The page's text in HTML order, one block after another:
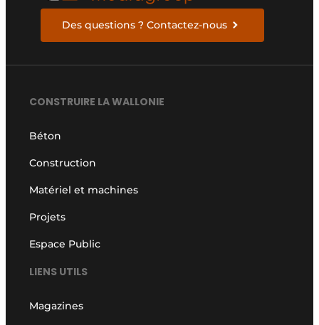
Des questions ? Contactez-nous
CONSTRUIRE LA WALLONIE
Béton
Construction
Matériel et machines
Projets
Espace Public
LIENS UTILS
Magazines